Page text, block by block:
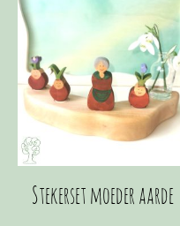
Stekerset moeder aarde